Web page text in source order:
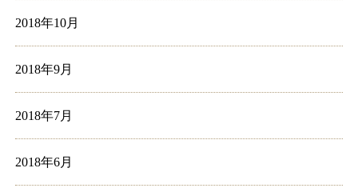
2018年10月
2018年9月
2018年7月
2018年6月